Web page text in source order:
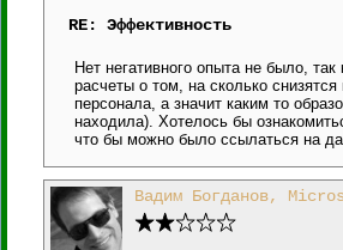
RE: Эффективность
Нет негативного опыта не было,
расчеты о том, на сколько
персонала, а значит каким то
находила). Хотелось бы
что бы можно было ссылаться на
Вадим Богданов,